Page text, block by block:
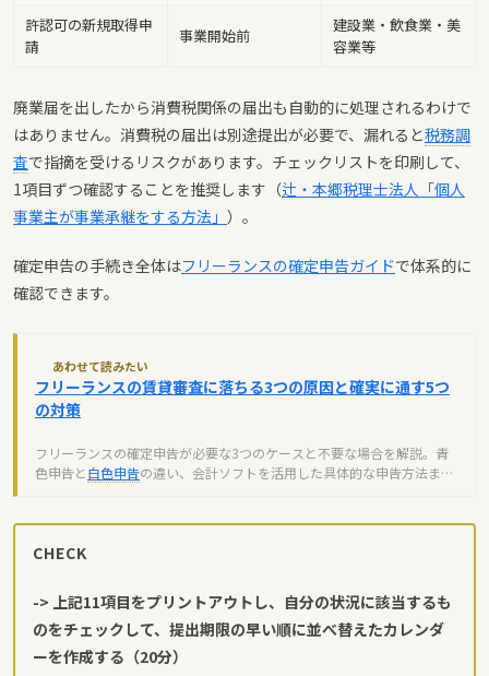
許認可の新規取得申
請
事業開始前
建設業・飲食業・美
容業等
廃業届を出したから消費税関係の届出も自動的に処理されるわけで
はありません。消費税の届出は別途提出が必要で、漏れると税務調
査で指摘を受けるリスクがあります。チェックリストを印刷して、
1項目ずつ確認することを推奨します（辻・本郷税理士法人「個人
事業主が事業承継をする方法」 ）。
確定申告の手続き全体はフリーランスの確定申告ガイドで体系的に
確認できます。
あわせて読みたい
フリーランスの賃貸審査に落ちる3つの原因と確実に通す5つ
の対策
フリーランスの確定申告が必要な3つのケースと不要な場合を解説。青
色申告と 白色申告の違い、会計ソフトを活用した具体的な申告方法まで
CHECK
-> 上記11項目をプリントアウトし、自分の状況に該当するも
のをチェックして、提出期限の早い順に並べ替えたカレンダ
ーを作成する（20分）